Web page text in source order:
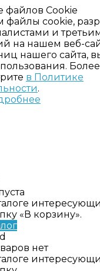
файлов Cookie
файлы cookie,
и
на нашем веб-
нашего сайта,
в Политике
.
«В корзину».
нет